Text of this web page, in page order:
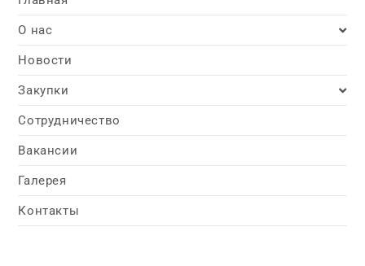
О нас
Новости
Закупки
Сотрудничество
Вакансии
Галерея
Контакты